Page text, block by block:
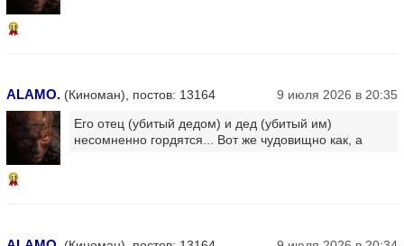
11
ALAMO. (Киноман), постов: 13164 9 июля 2026 в 20:35
11
Его отец (убитый дедом) и дед (убитый им)
несомненно гордятся... Вот же чудовищно как, а